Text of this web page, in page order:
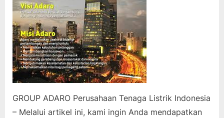
GROUP ADARO Perusahaan Tenaga Listrik Indonesia
– Melalui artikel ini, kami ingin Anda mendapatkan